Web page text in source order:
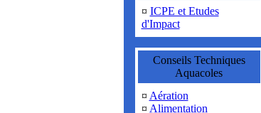
¤ ICPE et Etudes
d'Impact
Conseils Techniques
Aquacoles
¤ Aération
¤ Alimentation